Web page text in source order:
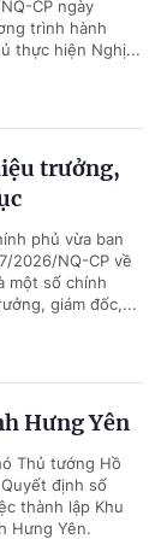
CP ngày
trình hành
thực hiện Nghị...
trưởng,
phủ vừa ban
2026/NQ-CP về
một số chính
giám đốc,...
Hưng Yên
Thủ tướng Hồ
định số
thành lập Khu
Hưng Yên.